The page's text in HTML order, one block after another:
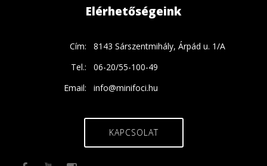
Elérhetőségeink
Cím:
8143 Sárszentmihály, Árpád u. 1/A
Tel.:
06-20/55-100-49
Email:
info@minifoci.hu
KAPCSOLAT